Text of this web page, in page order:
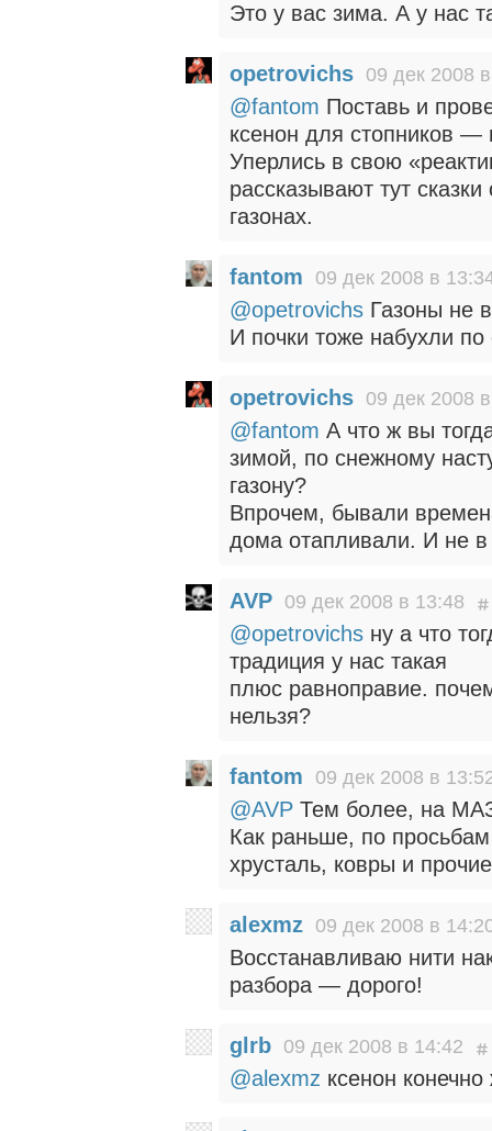
Это у вас зима. А у нас
opetrovichs 09 дек 2008
@fantom Поставь и
ксенон для стопников —
Уперлись в свою
рассказывают тут
газонах.
fantom 09 дек 2008 в
@opetrovichs Газоны не
И почки тоже набухли
opetrovichs 09 дек 2008
@fantom А что ж вы
зимой, по снежному
газону?
Впрочем, бывали
дома отапливали. И не
AVP 09 дек 2008 в 13:48
@opetrovichs ну а что
традиция у нас такая
плюс равноправие.
нельзя?
fantom 09 дек 2008 в
@AVP Тем более, на
Как раньше, по
хрусталь, ковры и
alexmz 09 дек 2008 в
Восстанавливаю нити
разбора — дорого!
glrb 09 дек 2008 в 14:42
@alexmz ксенон